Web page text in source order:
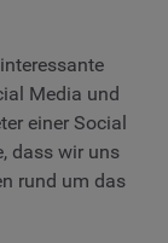
Media und
einer Social
dass wir uns
rund um das